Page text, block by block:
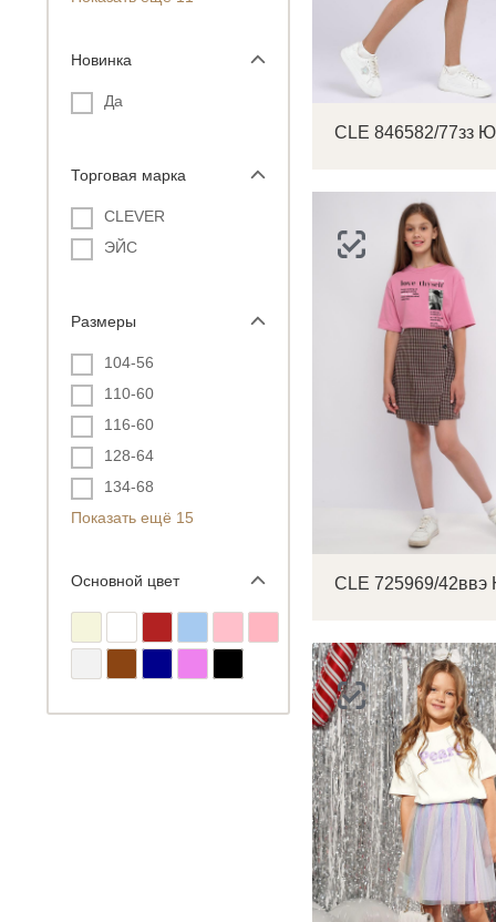
Новинка
Да
Торговая марка
CLEVER
ЭЙС
Размеры
104-56
110-60
116-60
128-64
134-68
Показать ещё 15
Основной цвет